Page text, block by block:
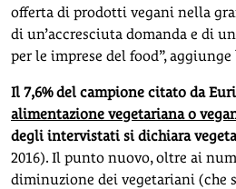
offerta di prodotti vegani nella
di un’accresciuta domanda e di
per le imprese del food”, aggiunge
Il 7,6% del campione citato da
alimentazione vegetariana o
degli intervistati si dichiara
2016). Il punto nuovo, oltre ai
diminuzione dei vegetariani (che